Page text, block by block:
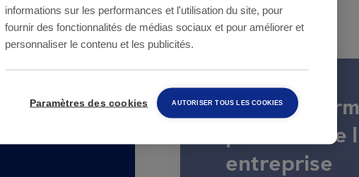
de
Lutte et
punaises
entreprise
informations sur les performances et l'utilisation du site, pour
fournir des fonctionnalités de médias sociaux et pour améliorer et
personnaliser le contenu et les publicités.
Paramètres des cookies AUTORISER TOUS LES COOKIES